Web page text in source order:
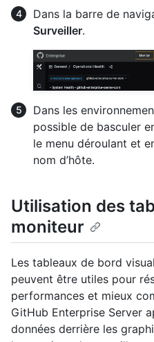
Dans la barre de
Surveiller.
Dans les
possible de basculer
le menu déroulant et
nom d’hôte.
Utilisation des
moniteur
Les tableaux de bord
peuvent être utiles pour
performances et mieux
GitHub Enterprise Server
données derrière les